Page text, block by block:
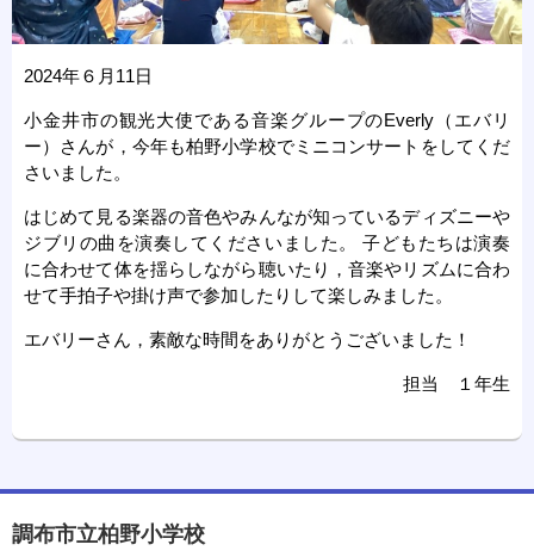
2024年６月11日
小金井市の観光大使である音楽グループのEverly（エバリ
ー）さんが，今年も柏野小学校でミニコンサートをしてくだ
さいました。
はじめて見る楽器の音色やみんなが知っているディズニーや
ジブリの曲を演奏してくださいました。 子どもたちは演奏
に合わせて体を揺らしながら聴いたり，音楽やリズムに合わ
せて手拍子や掛け声で参加したりして楽しみました。
エバリーさん，素敵な時間をありがとうございました！
担当 １年生
調布市立柏野小学校